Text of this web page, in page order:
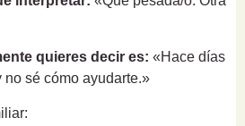
quieres decir es: «Hace días
no sé cómo ayudarte.»